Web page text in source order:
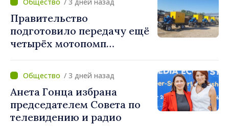
Правительство
подготовило передачу ещё
четырёх мотопомп
предприятию «Apă Canal»
/ 3 дней назад
Анета Гонца избрана
председателем Совета по
телевидению и радио